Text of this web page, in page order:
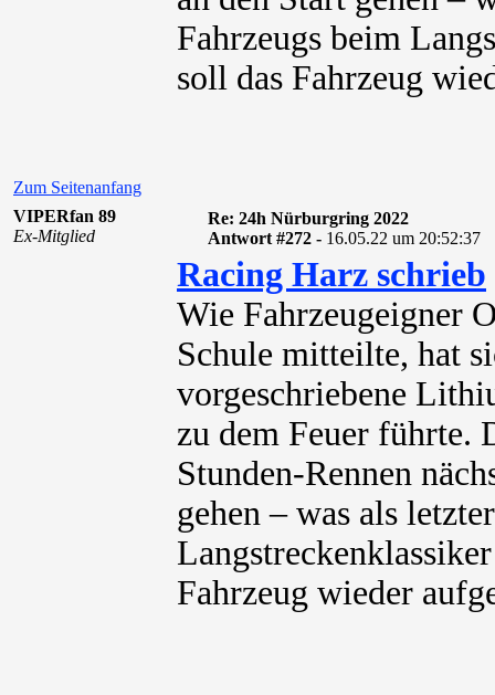
Fahrzeugs beim
soll das Fahrzeug
Zum Seitenanfang
VIPERfan 89
Ex-Mitglied
Re: 24h Nürburgring 2022
Antwort #272 - 16.05.22 um 20:52:37
Racing Harz schrieb
Wie Fahrzeugeigner
Schule mitteilte, hat
vorgeschriebene
zu dem Feuer führte.
Stunden-Rennen
gehen – was als
Fahrzeug wieder